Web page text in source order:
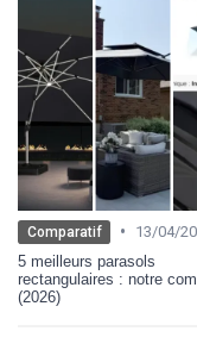
Comparatif •
13/04/
5 meilleurs parasols
rectangulaires : notre
(2026)